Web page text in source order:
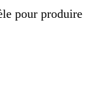
pour produire